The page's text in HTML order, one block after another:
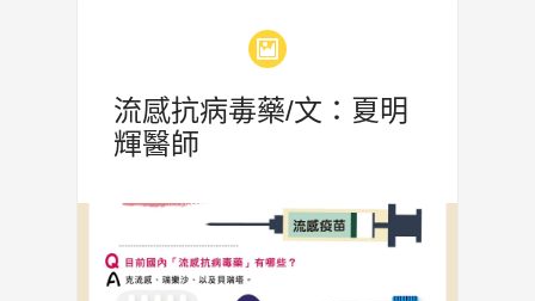
流感抗病毒藥/文：夏明
輝醫師